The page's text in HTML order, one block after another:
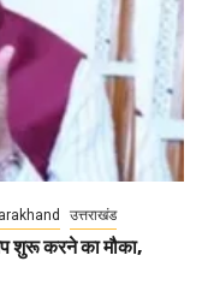
उत्तराखंड
शुरू करने का मौका,